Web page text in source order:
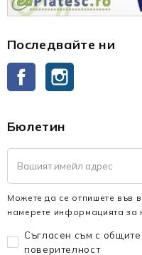
Последвайте ни
Facebook
Бюлетин
Можете да се отпишете във
намерете информацията за
Съгласен съм с
поверителност